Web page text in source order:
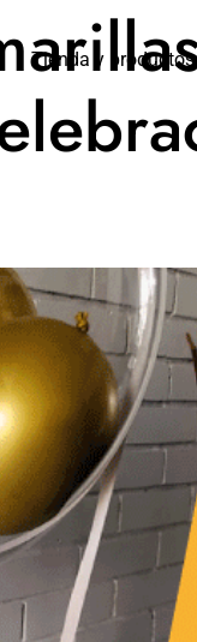
Tienda y productos